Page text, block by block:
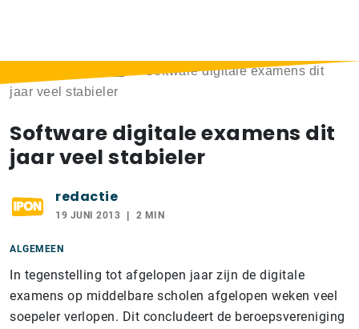
Software digitale examens dit
jaar veel stabieler
Software digitale examens dit
jaar veel stabieler
redactie
19 JUNI 2013 2 MIN
ALGEMEEN
In tegenstelling tot afgelopen jaar zijn de digitale
examens op middelbare scholen afgelopen weken veel
soepeler verlopen. Dit concludeert de beroepsvereniging